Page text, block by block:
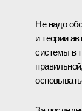
Не надо
и теории
системы в